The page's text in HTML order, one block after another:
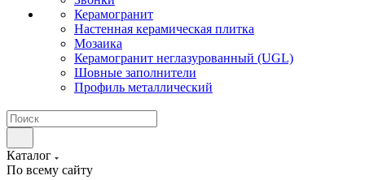
Керамогранит
Настенная керамическая плитка
Мозаика
Керамогранит неглазурованный (UGL)
Шовные заполнители
Профиль металлический
Каталог
По всему сайту